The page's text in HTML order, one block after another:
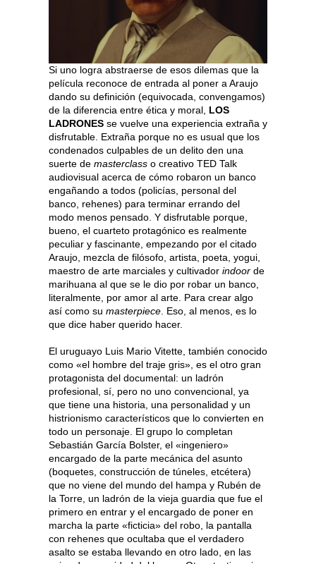
Si uno logra abstraerse de esos dilemas que la
película reconoce de entrada al poner a Araujo
dando su definición (equivocada, convengamos)
de la diferencia entre ética y moral, LOS
LADRONES se vuelve una experiencia extraña y
disfrutable. Extraña porque no es usual que los
condenados culpables de un delito den una
suerte de masterclass o creativo TED Talk
audiovisual acerca de cómo robaron un banco
engañando a todos (policías, personal del
banco, rehenes) para terminar errando del
modo menos pensado. Y disfrutable porque,
bueno, el cuarteto protagónico es realmente
peculiar y fascinante, empezando por el citado
Araujo, mezcla de filósofo, artista, poeta, yogui,
maestro de arte marciales y cultivador indoor de
marihuana al que se le dio por robar un banco,
literalmente, por amor al arte. Para crear algo
así como su masterpiece . Eso, al menos, es lo
que dice haber querido hacer.
El uruguayo Luis Mario Vitette, también conocido
como «el hombre del traje gris», es el otro gran
protagonista del documental: un ladrón
profesional, sí, pero no uno convencional, ya
que tiene una historia, una personalidad y un
histrionismo característicos que lo convierten en
todo un personaje. El grupo lo completan
Sebastián García Bolster, el «ingeniero»
encargado de la parte mecánica del asunto
(boquetes, construcción de túneles, etcétera)
que no viene del mundo del hampa y Rubén de
la Torre, un ladrón de la vieja guardia que fue el
primero en entrar y el encargado de poner en
marcha la parte «ficticia» del robo, la pantalla
con rehenes que ocultaba que el verdadero
asalto se estaba llevando en otro lado, en las